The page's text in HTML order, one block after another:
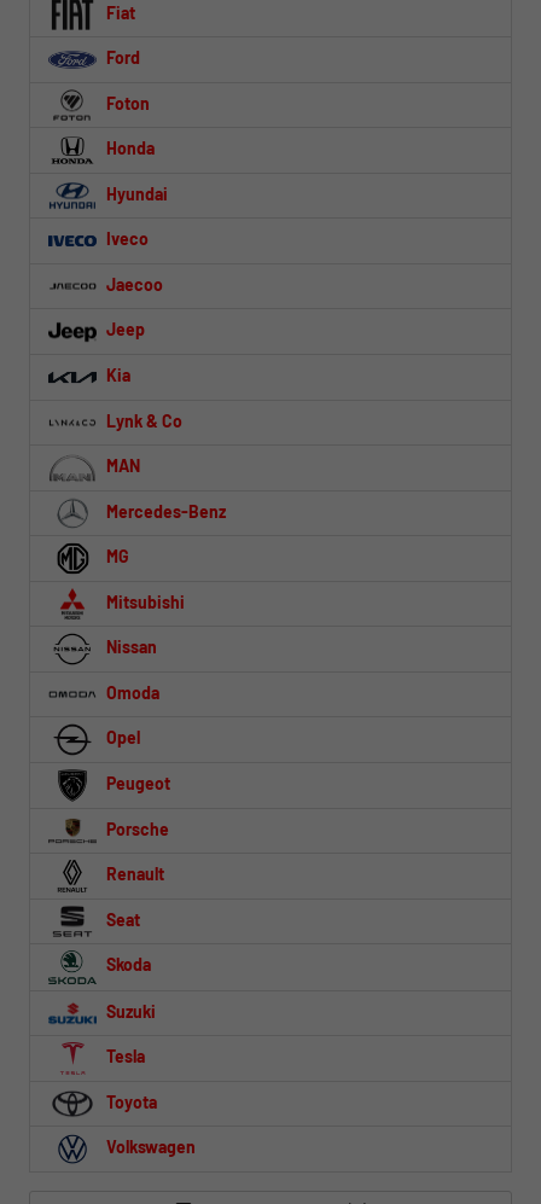
Fiat
Ford
Foton
Honda
Hyundai
Iveco
Jaecoo
Jeep
Kia
Lynk & Co
MAN
Mercedes-Benz
MG
Mitsubishi
Nissan
Omoda
Opel
Peugeot
Porsche
Renault
Seat
Skoda
Suzuki
Tesla
Toyota
Volkswagen